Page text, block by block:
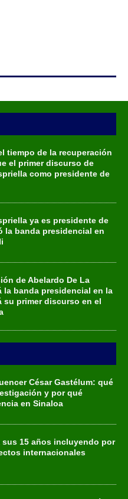
tiempo de la recuperación
el primer discurso de
como presidente de
ya es presidente de
la banda presidencial en
de Abelardo De La
la banda presidencial en la
su primer discurso en el
César Gastélum: qué
y por qué
en Sinaloa
sus 15 años incluyendo por
internacionales